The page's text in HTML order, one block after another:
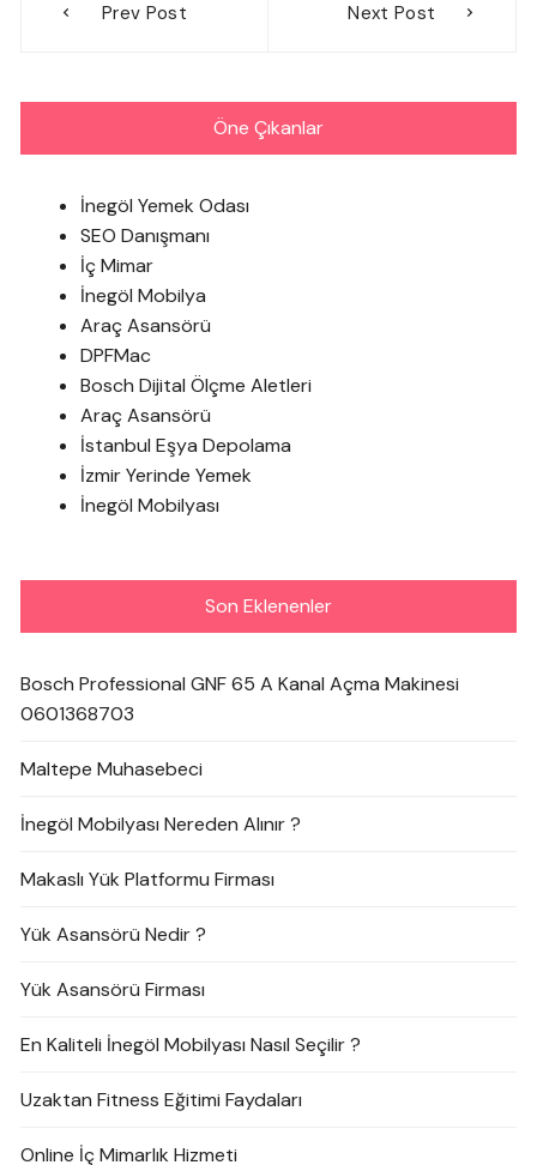
gezinmesi
Prev Post Next Post
Öne Çıkanlar
İnegöl Yemek Odası
SEO Danışmanı
İç Mimar
İnegöl Mobilya
Araç Asansörü
DPFMac
Bosch Dijital Ölçme Aletleri
Araç Asansörü
İstanbul Eşya Depolama
İzmir Yerinde Yemek
İnegöl Mobilyası
Son Eklenenler
Bosch Professional GNF 65 A Kanal Açma Makinesi
0601368703
Maltepe Muhasebeci
İnegöl Mobilyası Nereden Alınır ?
Makaslı Yük Platformu Firması
Yük Asansörü Nedir ?
Yük Asansörü Firması
En Kaliteli İnegöl Mobilyası Nasıl Seçilir ?
Uzaktan Fitness Eğitimi Faydaları
Online İç Mimarlık Hizmeti